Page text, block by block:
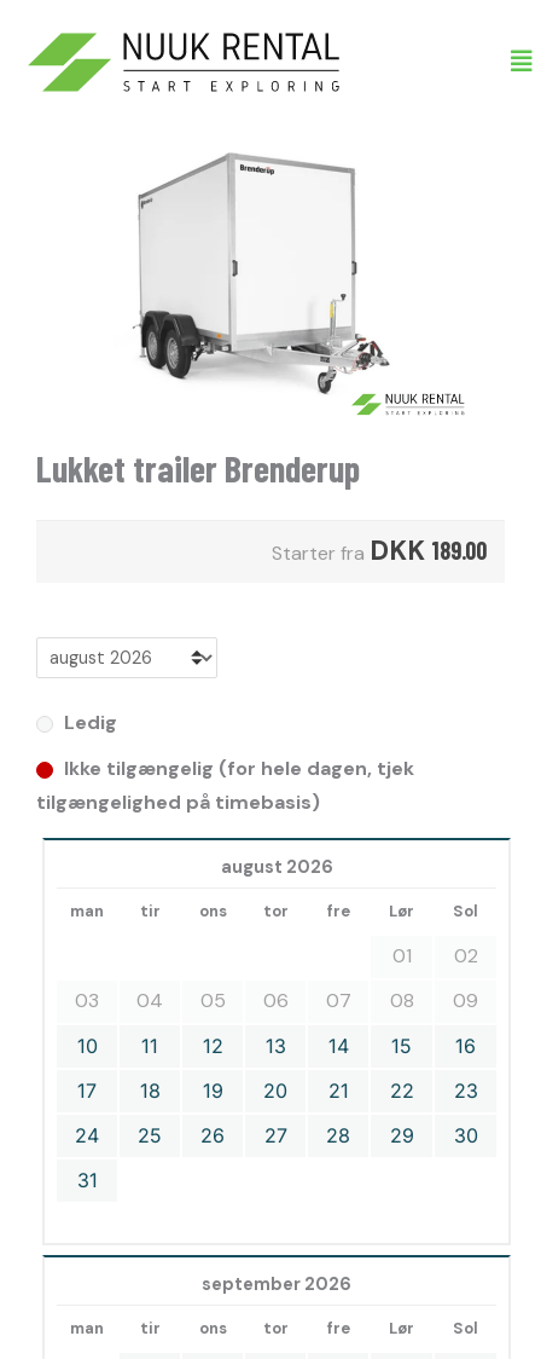
indholdet
Lukket trailer Brenderup
Starter fra DKK 189.00
Ledig
Ikke tilgængelig (for hele dagen, tjek
tilgængelighed på timebasis)
august 2026
man tir ons tor fre Lør Sol
01
02
03
04 05 06 07 08 09
10 11 12 13 14 15
16
17
18 19 20 21 22
23
24
25 26 27 28 29
30
31
september 2026
man tir ons tor fre Lør Sol